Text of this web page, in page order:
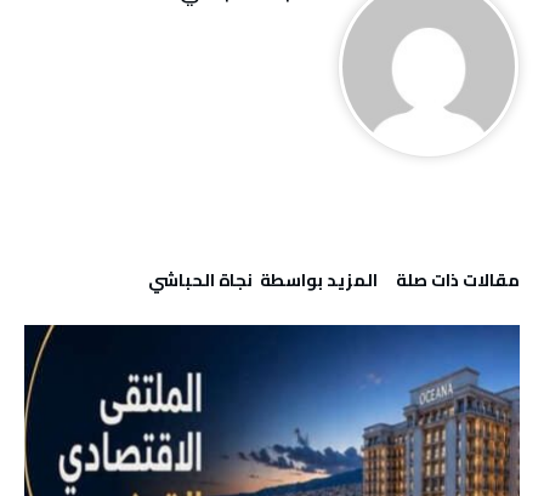
‫مقالات ذات صلة‬ ‫‫المزيد بواسطة‬ ‬ نجاة ‬الحباشي